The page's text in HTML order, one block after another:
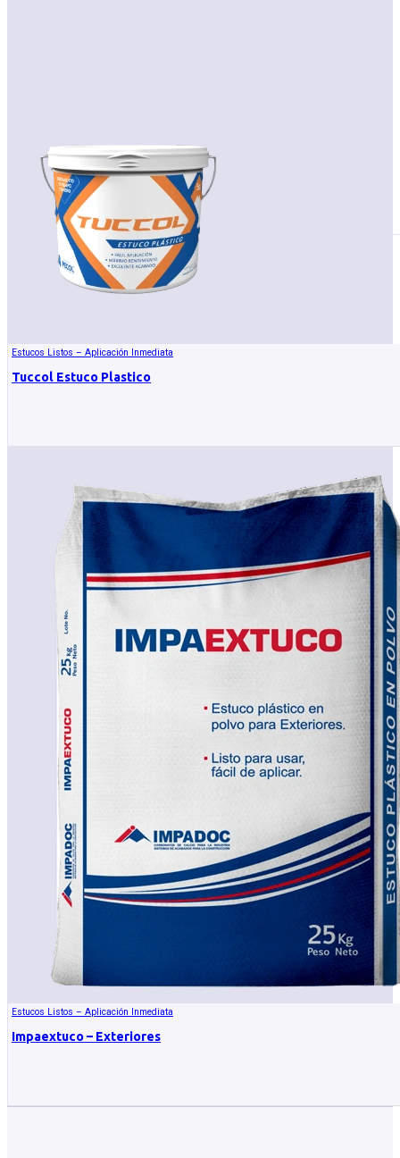
Estucos Listos – Aplicación Inmediata
Tuccol Estuco Plastico
Estucos Listos – Aplicación Inmediata
Impaextuco – Exteriores